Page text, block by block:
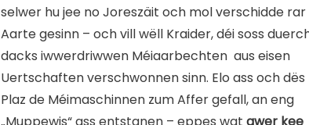
selwer hu jee no Joreszäit och mol verschidde rar
Aarte gesinn – och vill wëll Kraider, déi soss
dacks iwwerdriwwen Méiaarbechten aus eisen
Uertschaften verschwonnen sinn. Elo ass och dës
Plaz de Méimaschinnen zum Affer gefall, an eng
„Muppewis“ ass entstanen – eppes wat awer kee